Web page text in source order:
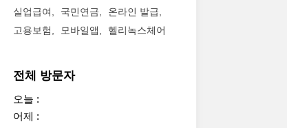
실업급여
국민연금
온라인 발급
고용보험
모바일앱 헬리녹스체어
전체 방문자
오늘 :
어제 :